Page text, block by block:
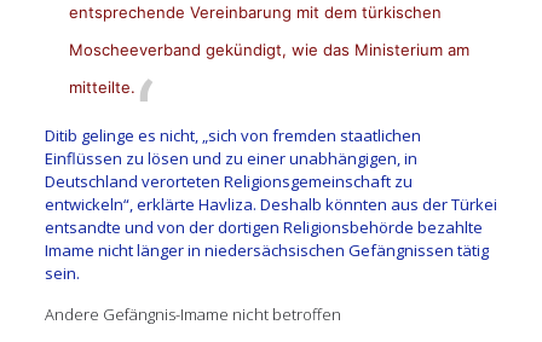
entsprechende Vereinbarung mit dem türkischen
Moscheeverband gekündigt, wie das Ministerium am
mitteilte.
Ditib gelinge es nicht, „sich von fremden staatlichen
Einflüssen zu lösen und zu einer unabhängigen, in
Deutschland verorteten Religionsgemeinschaft zu
entwickeln“, erklärte Havliza. Deshalb könnten aus der Türkei
entsandte und von der dortigen Religionsbehörde bezahlte
Imame nicht länger in niedersächsischen Gefängnissen tätig
sein.
Andere Gefängnis-Imame nicht betroffen